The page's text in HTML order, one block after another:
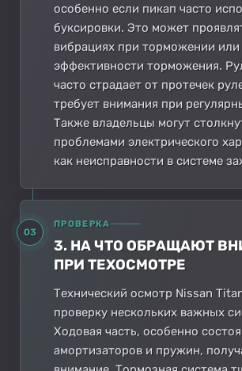
особенно если пикап часто
буксировки. Это может
вибрациях при торможении
эффективности торможения.
часто страдает от протечек
требует внимания при
Также владельцы могут
проблемами электрического
как неисправности в системе
03
ПРОВЕРКА
3. НА ЧТО ОБРАЩАЮТ
ПРИ ТЕХОСМОТРЕ
Технический осмотр Nissan
проверку нескольких важных
Ходовая часть, особенно
амортизаторов и пружин,